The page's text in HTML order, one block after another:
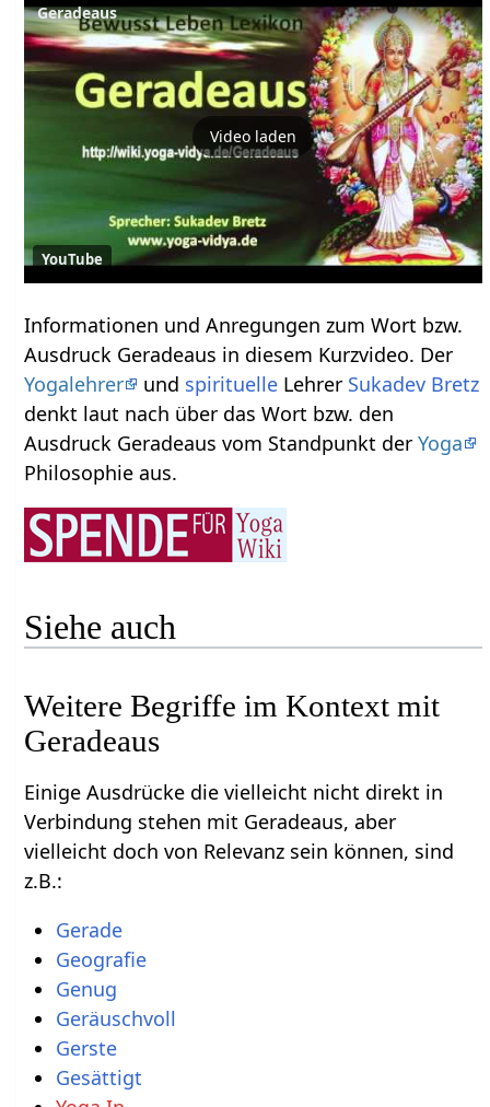
Geradeaus‏‎
Video laden
YouTube
Informationen und Anregungen zum Wort bzw.
Ausdruck Geradeaus‏‎ in diesem Kurzvideo. Der
Yogalehrer
und spirituelle Lehrer Sukadev Bretz
denkt laut nach über das Wort bzw. den
Ausdruck Geradeaus‏‎ vom Standpunkt derYoga
Philosophie aus.
Siehe auch
Weitere Begriffe im Kontext mit
Einige Ausdrücke die vielleicht nicht direkt in
Verbindung stehen mit Geradeaus‏‎, aber
vielleicht doch von Relevanz sein können, sind
z.B.:
Gerade‏‎
Geografie‏‎
Gerste‏‎